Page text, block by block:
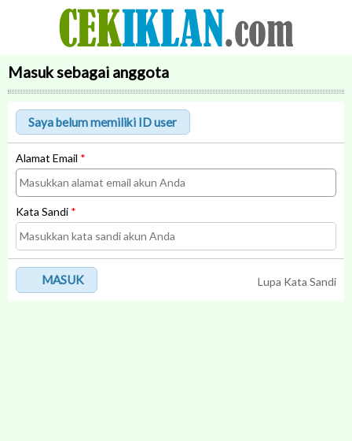
Masuk sebagai anggota
Alamat Email *
Kata Sandi *
Lupa Kata Sandi
MASUK